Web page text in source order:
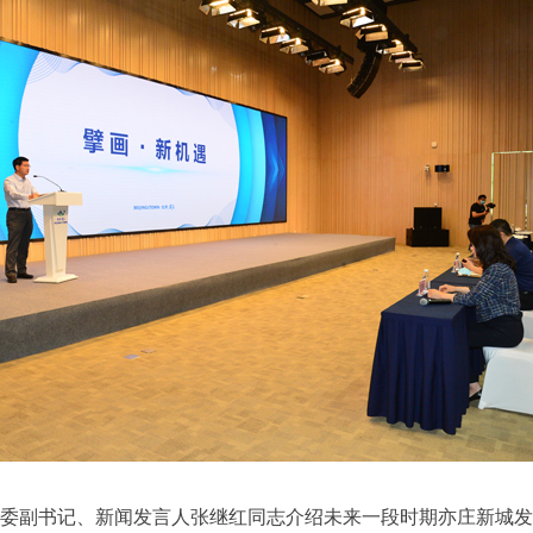
副书记、新闻发言人张继红同志介绍未来一段时期亦庄新城